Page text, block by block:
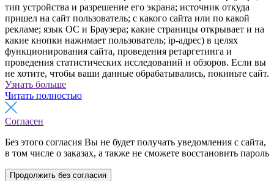
тип устройства и разрешение его экрана; источник откуда
пришел на сайт пользователь; с какого сайта или по какой
рекламе; язык ОС и Браузера; какие страницы открывает и на
какие кнопки нажимает пользователь; ip-адрес) в целях
функционирования сайта, проведения ретаргетинга и
проведения статистических исследований и обзоров. Если вы
не хотите, чтобы ваши данные обрабатывались, покиньте сайт.
Узнать больше
Читать полностью
Согласен
Без этого согласия Вы не будет получать уведомления с сайта,
в том числе о заказах, а также не сможете восстановить пароль
Продолжить без согласия